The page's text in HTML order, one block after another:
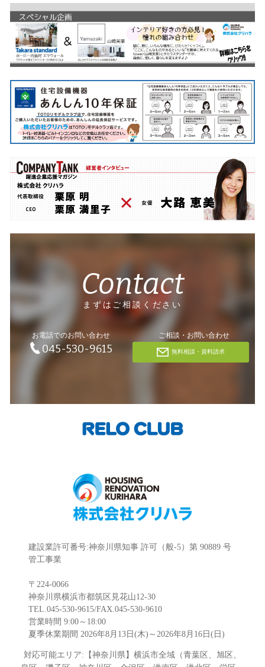
Contact
まずはご相談ください
お電話でのお問い合わせ
045-530-9615
ご相談・お問い合わせ
無料相談・資料請求
建設業許可番号:神奈川県知事 許可（般-5）第 90889 号
管工事業
〒224-0066
神奈川県横浜市都筑区見花山12-30
TEL.045-530-9615/FAX.045-530-9610
営業時間 9:00～18:00
夏季休業期間 2026年8月13日(木)～2026年8月16日(日)
対応可能エリア:【神奈川県】横浜市全域（青葉区、旭区、